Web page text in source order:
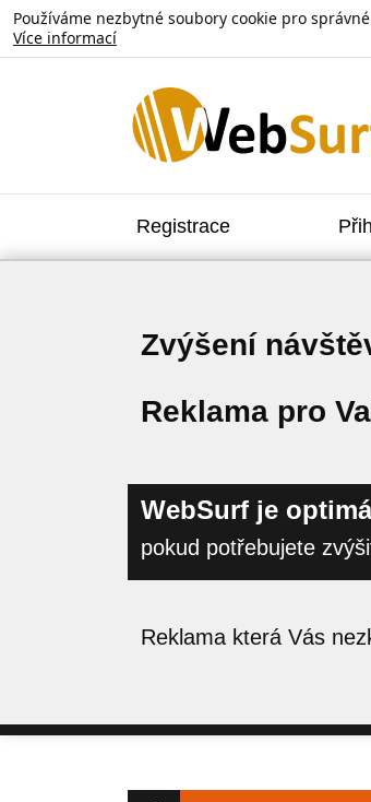
Používáme nezbytné soubory cookie pro
Více informací
Registrace
Zvýšení
Reklama pro
WebSurf je
pokud potřebujete
Reklama která Vás